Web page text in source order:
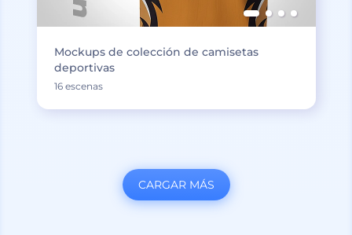
Mockups de colección de camisetas
deportivas
16 escenas
CARGAR MÁS